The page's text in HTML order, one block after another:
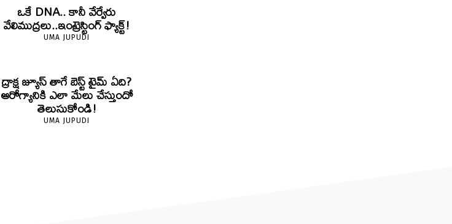
ఒకే DNA.. కానీ వేర్వేరు
వేలిముద్రలు..ఇంట్రెస్టింగ్ ఫ్యాక్ట్!
UMA JUPUDI
ద్రాక్ష జ్యూస్ తాగే బెస్ట్ టైమ్ ఏది?
ఆరోగ్యానికి ఎలా మేలు చేస్తుందో
తెలుసుకోండి!
UMA JUPUDI